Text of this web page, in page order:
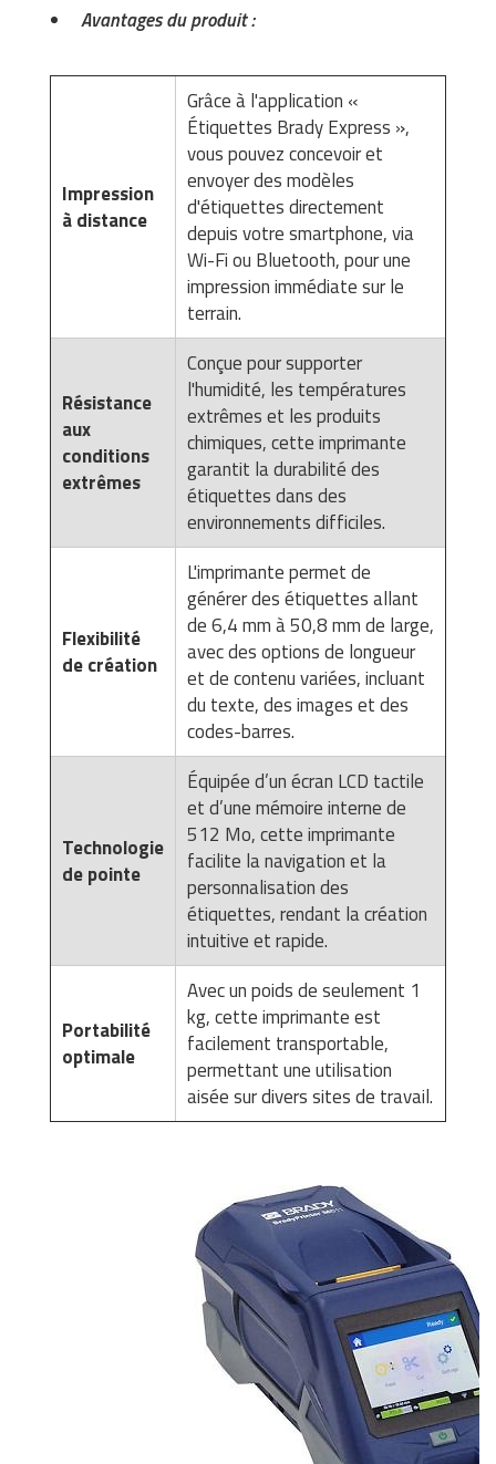
Avantages du produit :
Impression
à distance
Grâce à l'application «
Étiquettes Brady Express »,
vous pouvez concevoir et
envoyer des modèles
d'étiquettes directement
depuis votre smartphone, via
Wi-Fi ou Bluetooth, pour une
impression immédiate sur le
terrain.
Résistance
aux
conditions
extrêmes
Conçue pour supporter
l'humidité, les températures
extrêmes et les produits
chimiques, cette imprimante
garantit la durabilité des
étiquettes dans des
environnements difficiles.
Flexibilité
de création
L'imprimante permet de
générer des étiquettes allant
de 6,4 mm à 50,8 mm de large,
avec des options de longueur
et de contenu variées, incluant
du texte, des images et des
codes-barres.
Technologie
de pointe
Équipée d’un écran LCD tactile
et d’une mémoire interne de
512 Mo, cette imprimante
facilite la navigation et la
personnalisation des
étiquettes, rendant la création
intuitive et rapide.
Portabilité
optimale
Avec un poids de seulement 1
kg, cette imprimante est
facilement transportable,
permettant une utilisation
aisée sur divers sites de travail.